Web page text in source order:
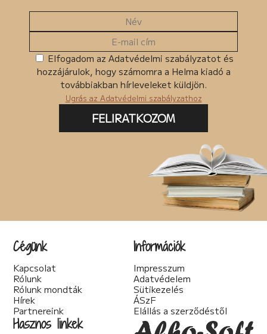
Elfogadom az Adatvédelmi szabályzatot és
hozzájárulok, hogy számomra a Helma kiadó a
továbbiakban hírleveleket küldjön.
Ugrás az Adatvédelmi szabályzathoz
FELIRATKOZOM
Cégünk
Kapcsolat
Rólunk
Rólunk mondták
Hírek
Partnereink
Információk
Impresszum
Adatvédelem
Sütikezelés
ÁSzF
Elállás a szerződéstől
Hasznos linkek